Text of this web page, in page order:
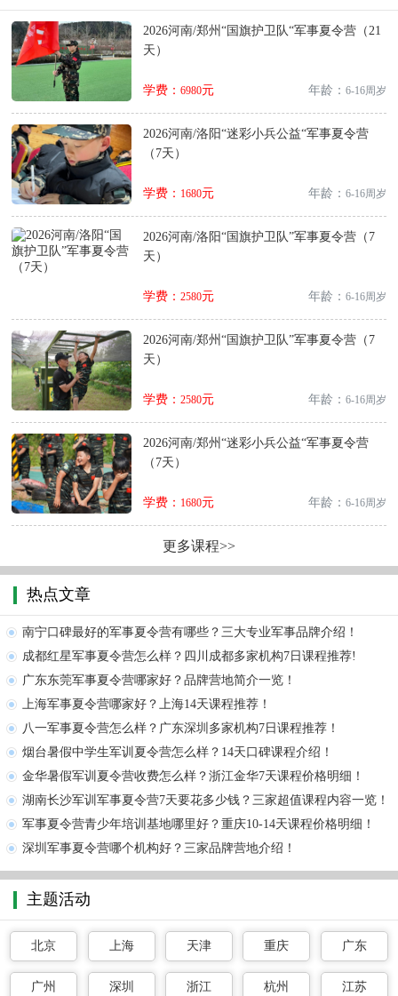
2026河南/郑州“国旗护卫队“军事夏令营（21
天）
学费： 6980元 年龄： 6-16周岁
2026河南/洛阳“迷彩小兵公益“军事夏令营
（7天）
学费： 1680元 年龄： 6-16周岁
2026河南/洛阳“国旗护卫队”军事夏令营（7
天）
学费： 2580元 年龄： 6-16周岁
2026河南/郑州“国旗护卫队”军事夏令营（7
天）
学费： 2580元 年龄： 6-16周岁
2026河南/郑州“迷彩小兵公益“军事夏令营
（7天）
学费： 1680元 年龄： 6-16周岁
更多课程>>
热点文章
南宁口碑最好的军事夏令营有哪些？三大专业军事品牌介绍！
成都红星军事夏令营怎么样？四川成都多家机构7日课程推荐!
广东东莞军事夏令营哪家好？品牌营地简介一览！
上海军事夏令营哪家好？上海14天课程推荐！
八一军事夏令营怎么样？广东深圳多家机构7日课程推荐！
烟台暑假中学生军训夏令营怎么样？14天口碑课程介绍！
金华暑假军训夏令营收费怎么样？浙江金华7天课程价格明细！
湖南长沙军训军事夏令营7天要花多少钱？三家超值课程内容一览！
军事夏令营青少年培训基地哪里好？重庆10-14天课程价格明细！
深圳军事夏令营哪个机构好？三家品牌营地介绍！
主题活动
北京 上海 天津 重庆 广东
广州 深圳 浙江 杭州 江苏